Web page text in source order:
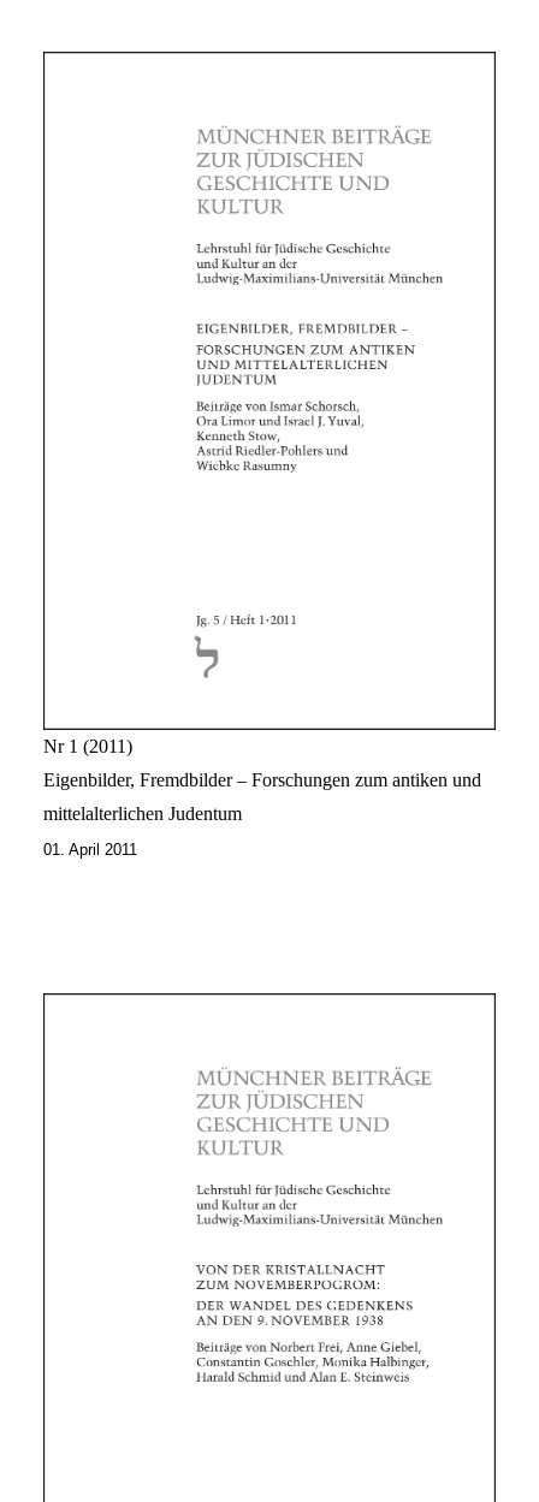
Nr 1
2011
Eigenbilder, Fremdbilder – Forschungen zum antiken und
mittelalterlichen Judentum
01. April 2011